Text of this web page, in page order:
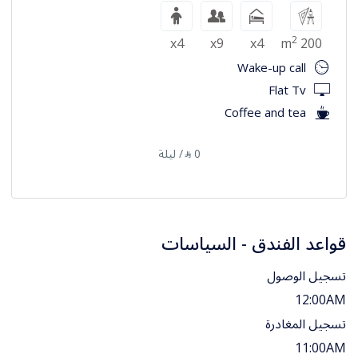
200 m
2
x4
x9
x4
Wake-up call
Flat Tv
Coffee and tea
0
⃁/ ليلة
قواعد الفندق - السياسات
تسجيل الوصول
12:00AM
تسجيل المغادرة
11:00AM